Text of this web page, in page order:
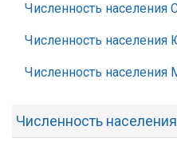
Численность населения
Численность
Численность
Численность